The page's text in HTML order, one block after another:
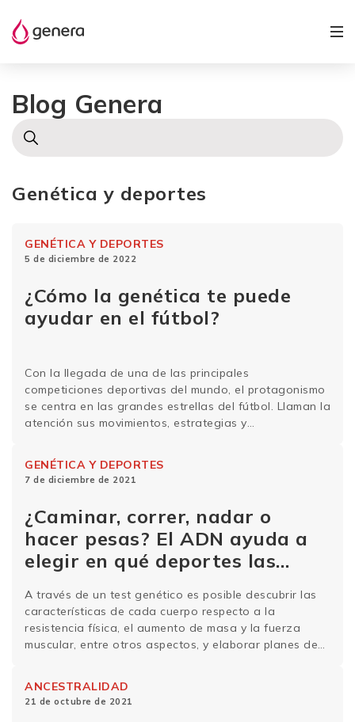
Blog Genera
Genética y deportes
GENÉTICA Y DEPORTES
5 de diciembre de 2022
¿Cómo la genética te puede
ayudar en el fútbol?
Con la llegada de una de las principales
competiciones deportivas del mundo, el protagonismo
se centra en las grandes estrellas del fútbol. Llaman la
atención sus movimientos, estrategias y
que frecuentemente rondan los millones de dólares
mensuales. A partir de eso, muchas personas piensan:
GENÉTICA Y DEPORTES
7 de diciembre de 2021
¿Caminar, correr, nadar o
hacer pesas? El ADN ayuda a
elegir en qué deportes las
A través de un test genético es posible descubrir las
características de cada cuerpo respecto a la
resistencia física, el aumento de masa y la fuerza
muscular, entre otros aspectos, y elaborar planes de
de actividad física recomendados y …
ANCESTRALIDAD
21 de octubre de 2021